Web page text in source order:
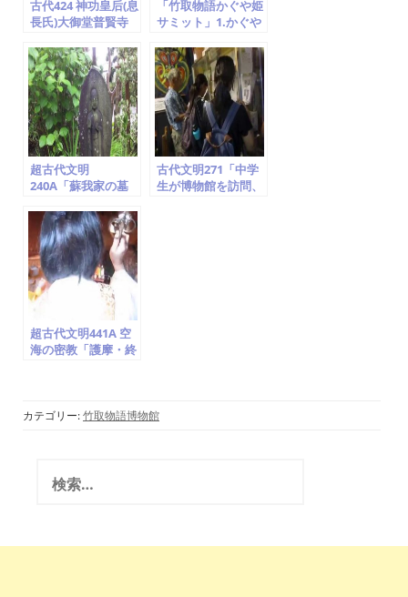
古代424 神功皇后(息
長氏)大御堂普賢寺
城宮 かぐや姫 竹
取翁博物館
「竹取物語かぐや姫
サミット」1.かぐや
ぐり!! (竹取翁博物
館) 2014.2.1～2.2
超古代文明
240A「蘇我家の墓
鹿・馬子らの墓)、
甘樫丘の麓、神奈川
県藤沢 」竹取翁博物
館（国際かぐや姫学
会）2016.7.22
古代文明271「中学
生が博物館を訪問、
超古代文明441A 空
海の密教「護摩・終
翁博物館・国際かぐ
カテゴリー:竹取物語博物館